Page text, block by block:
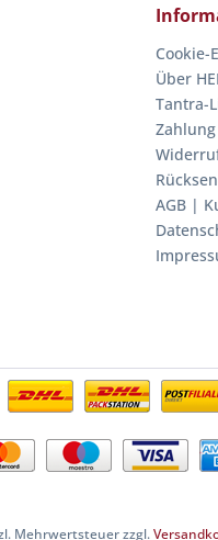
Cookie-
Über
Tantra-
AGB |
Mehrwertsteuer zzgl.